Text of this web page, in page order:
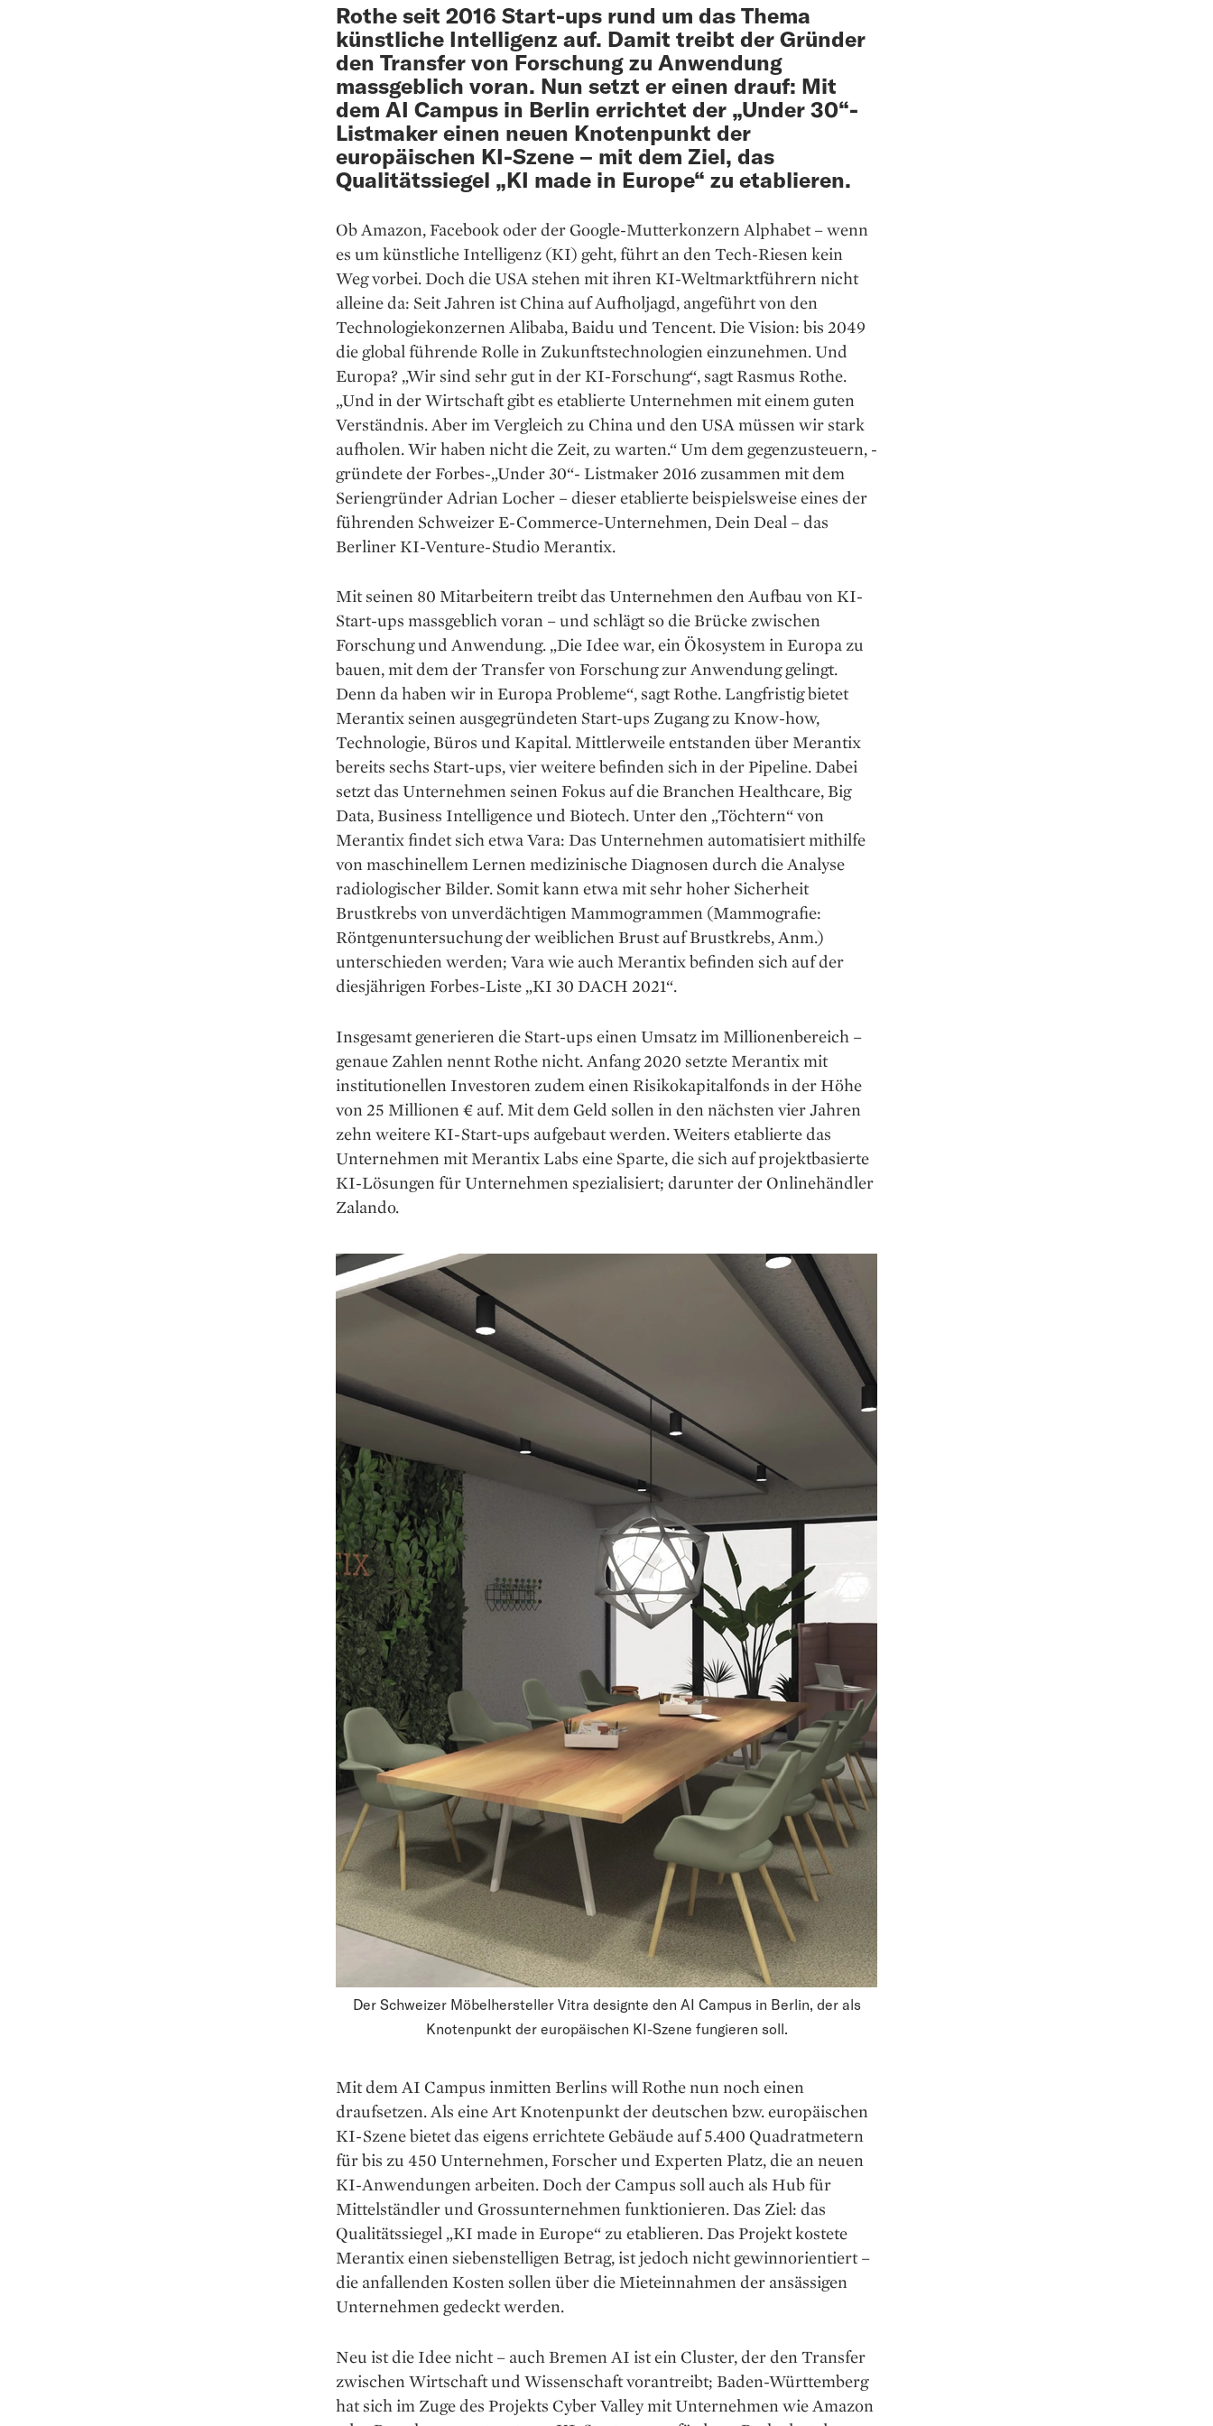
Rothe seit 2016 Start-ups rund um das Thema
künstliche Intelligenz auf. Damit treibt der Gründer
den Transfer von Forschung zu Anwendung
massgeblich voran. Nun setzt er einen drauf: Mit
dem AI Campus in Berlin errichtet der „Under 30“-
Listmaker einen neuen Knotenpunkt der
europäischen KI-Szene – mit dem Ziel, das
Qualitätssiegel „KI made in Europe“ zu etablieren.
Ob Amazon, Facebook oder der Google-Mutterkonzern Alphabet – wenn
es um künstliche Intelligenz (KI) geht, führt an den Tech-Riesen kein
Weg vorbei. Doch die USA stehen mit ihren KI-Weltmarkt­führern nicht
alleine da: Seit Jahren ist China auf Aufholjagd, angeführt von den
Technologiekonzernen Alibaba, Baidu und Tencent. Die Vision: bis 2049
die global führende Rolle in Zukunftstechnologien einzunehmen. Und
Europa? „Wir sind sehr gut in der KI-Forschung“, sagt Rasmus Rothe.
„Und in der Wirtschaft gibt es etablierte Unternehmen mit einem guten
Verständnis. Aber im Vergleich zu China und den USA müssen wir stark
aufholen. Wir haben nicht die Zeit, zu warten.“ Um dem gegenzusteuern, ­
gründete der Forbes-­„Under 30“- Listmaker 2016 zusammen mit dem
Seriengründer Adrian Locher – dieser etablierte beispielsweise eines der
führenden Schweizer E-Commerce-Unternehmen, Dein Deal – das
Berliner KI-Venture-Studio Merantix.
Mit seinen 80 Mitarbeitern treibt das Unternehmen den Aufbau von KI-
Start-ups massgeblich voran – und schlägt so die Brücke zwischen
Forschung und Anwendung. „Die Idee war, ein Ökosystem in Europa zu
bauen, mit dem der Transfer von Forschung zur Anwendung gelingt.
Denn da haben wir in Europa Probleme“, sagt Rothe. Langfristig bietet
Merantix seinen ausgegründeten Start-ups Zugang zu Know-how,
Technologie, Büros und Kapital. Mittlerweile entstanden über Merantix
bereits sechs Start-ups, vier weitere befinden sich in der Pipeline. Dabei
setzt das Unternehmen seinen Fokus auf die Branchen Healthcare, Big
Data, Business Intelligence und Biotech. Unter den „Töchtern“ von
Merantix findet sich etwa Vara: Das Unternehmen automatisiert mithilfe
von maschinellem Lernen medizinische Diagnosen durch die Analyse
radiologischer Bilder. Somit kann etwa mit sehr hoher Sicherheit
Brustkrebs von unverdächtigen Mammogrammen (Mammografie:
Röntgenuntersuchung der weiblichen Brust auf Brustkrebs, Anm.)
unterschieden werden; Vara wie auch Merantix befinden sich auf der
diesjährigen Forbes-Liste „KI 30 DACH 2021“.
Insgesamt generieren die Start-ups einen Umsatz im Mil­lionenbereich –
genaue Zahlen nennt Rothe nicht. Anfang 2020 setzte ­Merantix mit
institutionellen Investoren zudem einen Risiko­kapitalfonds in der Höhe
von 25 Millionen € auf. Mit dem Geld sollen in den nächsten vier Jahren
zehn weitere KI-Start-ups aufgebaut werden. Weiters etablierte das
Unternehmen mit Merantix Labs eine Sparte, die sich auf projekt­basierte
KI-Lösungen für Unter­nehmen spezialisiert; darunter der Onlinehändler
Zalando.
Der Schweizer Möbelhersteller Vitra designte den AI Campus in Berlin, der als
Knotenpunkt der europäischen KI-Szene fungieren soll.
Mit dem AI Campus in­mitten Berlins will Rothe nun noch einen
draufsetzen. Als eine Art Knotenpunkt der deutschen bzw. euro­päischen
KI-Szene bietet das eigens errichtete Gebäude auf 5.400 Qua­dratmetern
für bis zu 450 Unter­nehmen, Forscher und Experten Platz, die an neuen
KI-Anwendungen arbeiten. Doch der Campus soll auch als Hub für
Mittelständler und Grossunternehmen funktionieren. Das Ziel: das
Qualitätssiegel „KI made in Europe“ zu etablieren. Das Projekt kostete
Merantix einen siebenstelligen Betrag, ist jedoch nicht gewinn­orientiert –
die anfallenden Kosten sollen über die Mieteinnahmen der ansässigen
Unternehmen gedeckt werden.
Neu ist die Idee nicht – auch Bremen AI ist ein Cluster, der den Transfer
zwischen Wirtschaft und Wissenschaft vorantreibt; Baden-Württemberg
hat sich im Zuge des Projekts Cyber Valley mit Unter­nehmen wie Amazon